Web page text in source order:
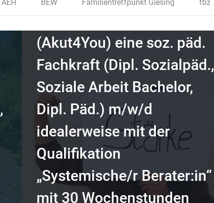
AEH BEW Familientreffpunkt Giesing fbz
(Akut4You) eine soz. päd.
Fachkraft (Dipl. Sozialpäd.,
Soziale Arbeit Bachelor,
Dipl. Päd.) m/w/d
idealerweise mit der
Qualifikation
„Systemische/r Berater:in“
mit 30 Wochenstunden